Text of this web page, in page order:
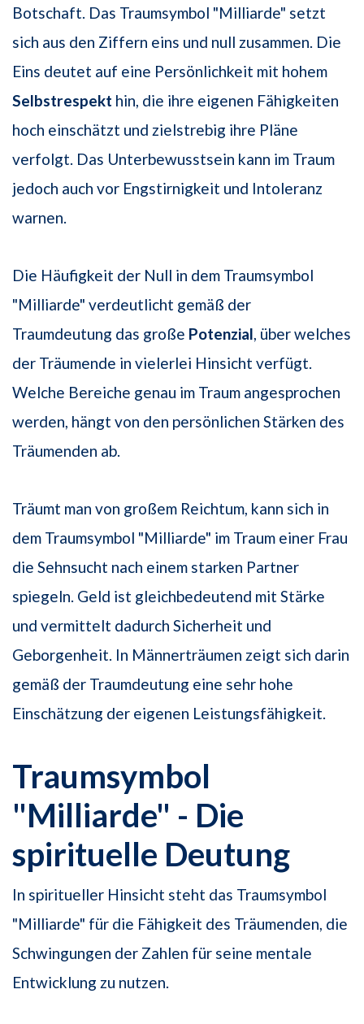
Botschaft. Das Traumsymbol "Milliarde" setzt
sich aus den Ziffern eins und null zusammen. Die
Eins deutet auf eine Persönlichkeit mit hohem
Selbstrespekt hin, die ihre eigenen Fähigkeiten
hoch einschätzt und zielstrebig ihre Pläne
verfolgt. Das Unterbewusstsein kann im Traum
jedoch auch vor Engstirnigkeit und Intoleranz
warnen.
Die Häufigkeit der Null in dem Traumsymbol
"Milliarde" verdeutlicht gemäß der
Traumdeutung das große Potenzial, über welches
der Träumende in vielerlei Hinsicht verfügt.
Welche Bereiche genau im Traum angesprochen
werden, hängt von den persönlichen Stärken des
Träumenden ab.
Träumt man von großem Reichtum, kann sich in
dem Traumsymbol "Milliarde" im Traum einer Frau
die Sehnsucht nach einem starken Partner
spiegeln. Geld ist gleichbedeutend mit Stärke
und vermittelt dadurch Sicherheit und
Geborgenheit. In Männerträumen zeigt sich darin
gemäß der Traumdeutung eine sehr hohe
Einschätzung der eigenen Leistungsfähigkeit.
Traumsymbol
"Milliarde" - Die
spirituelle Deutung
In spiritueller Hinsicht steht das Traumsymbol
"Milliarde" für die Fähigkeit des Träumenden, die
Schwingungen der Zahlen für seine mentale
Entwicklung zu nutzen.